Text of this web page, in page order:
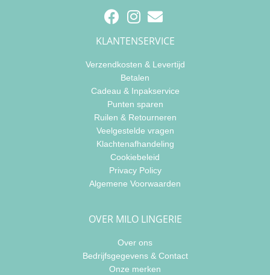
KLANTENSERVICE
Verzendkosten & Levertijd
Betalen
Cadeau & Inpakservice
Punten sparen
Ruilen & Retourneren
Veelgestelde vragen
Klachtenafhandeling
Cookiebeleid
Privacy Policy
Algemene Voorwaarden
OVER MILO LINGERIE
Over ons
Bedrijfsgegevens & Contact
Onze merken